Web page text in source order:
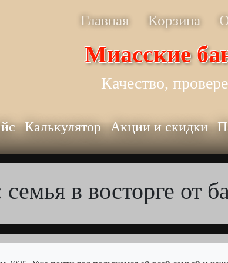
Главная Корзина
Миасские
Качество,
Калькулятор Акции и скидки
в восторге от